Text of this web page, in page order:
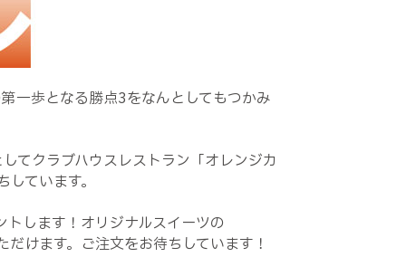
一歩となる勝点3をなんとしてもつかみ
てクラブハウスレストラン「オレンジカ
ています。
します！オリジナルスイーツの
けます。ご注文をお待ちしています！